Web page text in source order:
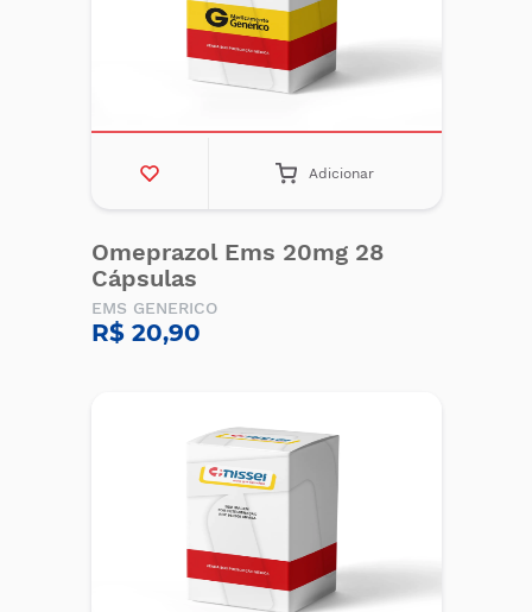
Adicionar
Omeprazol Ems 20mg 28
Cápsulas
EMS GENERICO
R$ 20,90